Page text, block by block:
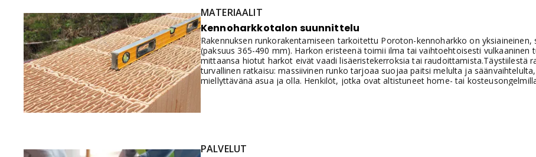
MATERIAALIT
Kennoharkkotalon suunnittelu
Rakennuksen runkorakentamiseen tarkoitettu Poroton-kennoharkko on
(paksuus 365-490 mm). Harkon eristeenä toimii ilma tai vaihtoehtoisesti vulkaaninen
mittaansa hiotut harkot eivät vaadi lisäeristekerroksia tai raudoittamista.Täystiilestä
turvallinen ratkaisu: massiivinen runko tarjoaa suojaa paitsi melulta ja
miellyttävänä asua ja olla. Henkilöt, jotka ovat altistuneet home- tai
PALVELUT